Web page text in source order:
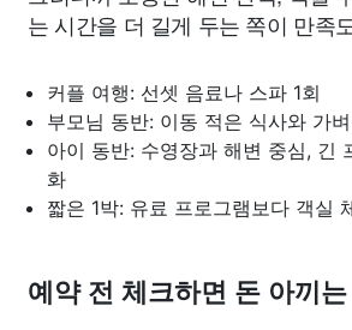
는 시간을 더 길게 두는 쪽이 만족
커플 여행: 선셋 음료나 스파 1회
부모님 동반: 이동 적은 식사와 가
아이 동반: 수영장과 해변 중심, 긴
화
짧은 1박: 유료 프로그램보다 객실
예약 전 체크하면 돈 아끼